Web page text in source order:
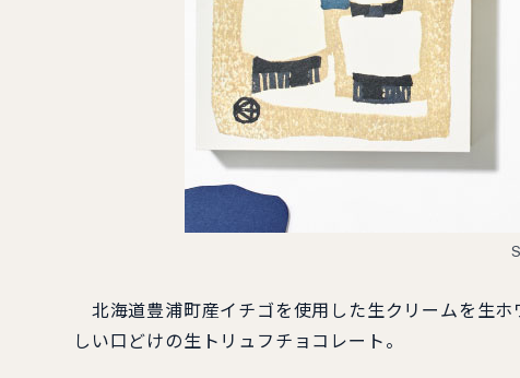
北海道豊浦町産イチゴを使用した生クリームを生
しい口どけの生トリュフチョコレート。